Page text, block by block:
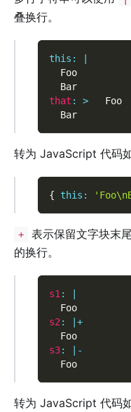
叠换行。
this :
|
  Foo
  Bar
that : >
   Foo
  Bar
转为 JavaScript 代码如
{ this :
+ 表示保留文字块末
的换行。
s1 :
  Foo
s2 :
+
  Foo
s3:
-
  Foo
转为 JavaScript 代码如